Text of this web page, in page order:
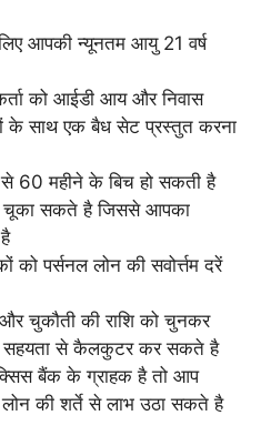
आपकी न्यूनतम आयु 21 वर्ष
को आईडी आय और निवास
के साथ एक बैध सेट प्रस्तुत करना
60 महीने के बिच हो सकती है
चूका सकते है जिससे आपका
को पर्सनल लोन की सवोर्त्तम दरें
चुकौती की राशि को चुनकर
सहयता से कैलकुटर कर सकते है
बैंक के ग्राहक है तो आप
की शर्ते से लाभ उठा सकते है